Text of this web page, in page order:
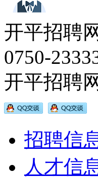
开平招聘
0750-
开平招聘
招聘信
人才信